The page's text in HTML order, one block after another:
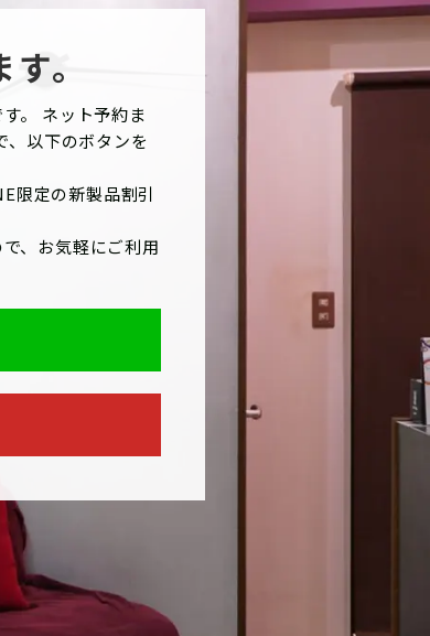
。
。 ネット予約ま
以下のボタンを
限定の新製品割引
、お気軽にご利用